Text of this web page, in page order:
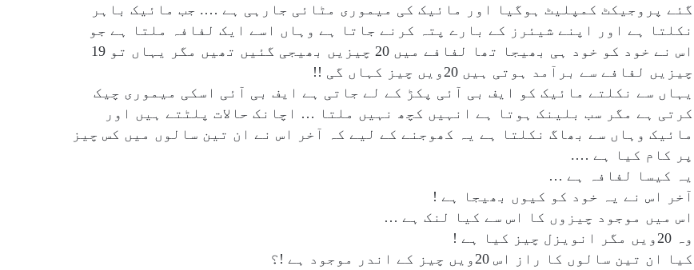
گئے پروجیکٹ کمپلیٹ ہوگیا اور مائیک کی میموری مٹائی جارہی ہے …. جب مائیک باہر
نکلتا ہے اور اپنے شیئرز کے بارے پتہ کرنے جاتا ہے وہاں اسے ایک لفافہ ملتا ہے جو
اس نے خود کو خود ہی بھیجا تھا لفافے میں 20 چیزیں بھیجی گئیں تھیں مگر یہاں تو 19
چیزیں لفافے سے برآمد ہوتی ہیں 20ویں چیز کہاں گی !!
یہاں سے نکلتے مائیک کو ایف بی آئی پکڑ کے لے جاتی ہے ایف بی آئی اسکی میموری چیک
کرتی ہے مگر سب بلینک ہوتا ہے انہیں کچھ نہیں ملتا … اچانک حالات پلٹتے ہیں اور
مائیک وہاں سے بھاگ نکلتا ہے یہ کھوجنے کے لیے کہ آخر اس نے ان تین سالوں میں کس چیز
پر کام کیا ہے ….
یہ کیسا لفافہ ہے …
آخر اس نے یہ خود کو کیوں بھیجا ہے !
اس میں موجود چیزوں کا اس سے کیا لنک ہے …
وہ 20ویں مگر انویزل چیز کیا ہے !
کیا ان تین سالوں کا راز اس 20ویں چیز کے اندر موجود ہے !؟